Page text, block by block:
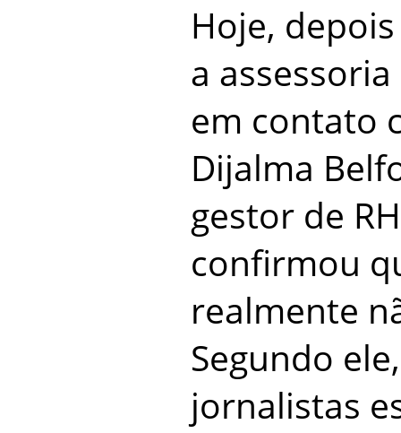
Hoje,
a
em contato
Dijalma
gestor de
confirmou
realmente
Segundo
jornalistas